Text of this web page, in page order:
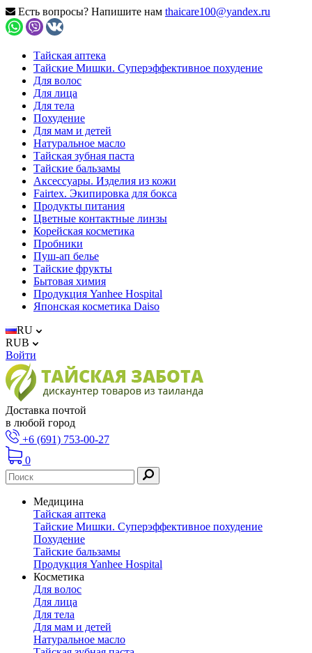
Есть вопросы? Напишите нам thaicare100@yandex.ru
Тайская аптека
Тайские Мишки. Суперэффективное похудение
Для волос
Для лица
Для тела
Похудение
Для мам и детей
Натуральное масло
Тайская зубная паста
Тайские бальзамы
Аксессуары. Изделия из кожи
Fairtex. Экипировка для бокса
Продукты питания
Цветные контактные линзы
Корейская косметика
Пробники
Пуш-ап белье
Тайские фрукты
Бытовая химия
Продукция Yanhee Hospital
Японская косметика Daiso
RU
RUB
Войти
Доставка почтой
в любой город
+6 (691) 753-00-27
0
Медицина
Тайская аптека
Тайские Мишки. Суперэффективное похудение
Похудение
Тайские бальзамы
Продукция Yanhee Hospital
Косметика
Для волос
Для лица
Для тела
Для мам и детей
Натуральное масло